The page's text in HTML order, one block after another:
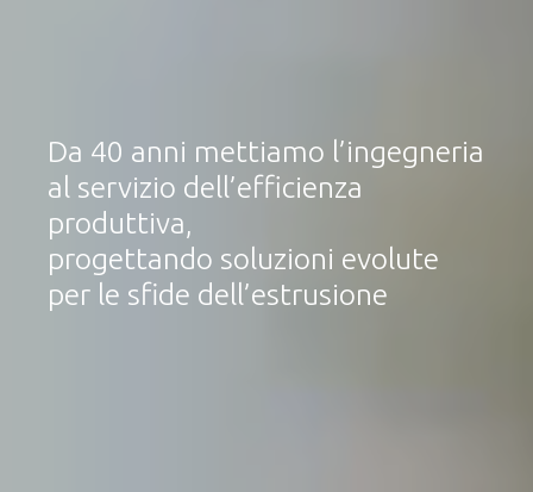
Da 40 anni mettiamo l’ingegneria
al servizio dell’efficienza
produttiva,
progettando soluzioni evolute
per le sfide dell’estrusione